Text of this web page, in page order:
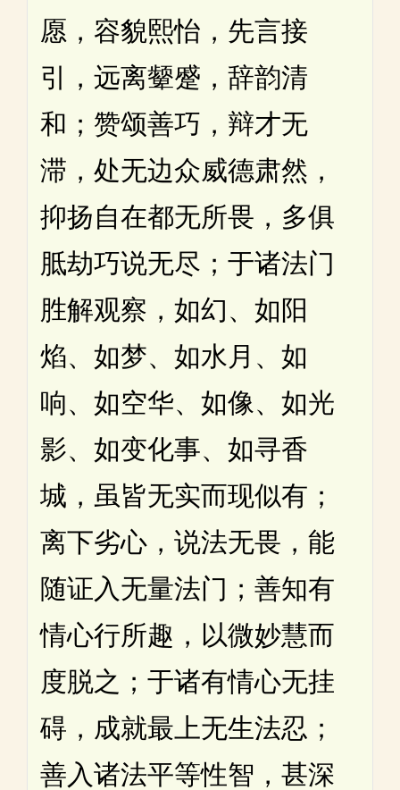
愿，容貌熙怡，先言接
引，远离颦蹙，辞韵清
和；赞颂善巧，辩才无
滞，处无边众威德肃然，
抑扬自在都无所畏，多俱
胝劫巧说无尽；于诸法门
胜解观察，如幻、如阳
焰、如梦、如水月、如
响、如空华、如像、如光
影、如变化事、如寻香
城，虽皆无实而现似有；
离下劣心，说法无畏，能
随证入无量法门；善知有
情心行所趣，以微妙慧而
度脱之；于诸有情心无挂
碍，成就最上无生法忍；
善入诸法平等性智，甚深